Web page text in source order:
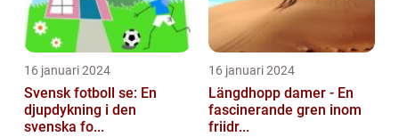
16 januari 2024
Svensk fotboll se: En
djupdykning i den
svenska fo...
16 januari 2024
Längdhopp damer - En
fascinerande gren inom
friidr...